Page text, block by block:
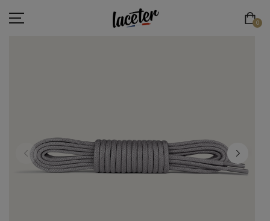
0
LACETS DE SPORT